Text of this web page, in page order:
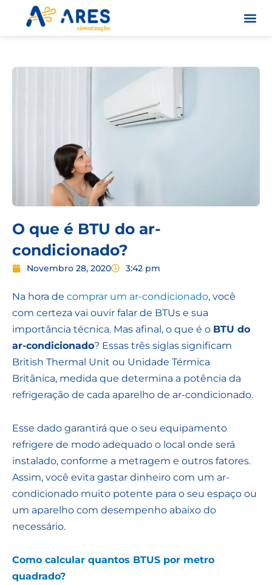
O que é BTU do ar-
condicionado?
Novembro 28, 2020 3:42 pm
Na hora de comprar um ar-condicionado, você
com certeza vai ouvir falar de BTUs e sua
importância técnica. Mas afinal, o que é o BTU do
ar-condicionado? Essas três siglas significam
British Thermal Unit ou Unidade Térmica
Britânica, medida que determina a potência da
refrigeração de cada aparelho de ar-condicionado.
Esse dado garantirá que o seu equipamento
refrigere de modo adequado o local onde será
instalado, conforme a metragem e outros fatores.
Assim, você evita gastar dinheiro com um ar-
condicionado muito potente para o seu espaço ou
um aparelho com desempenho abaixo do
necessário.
Como calcular quantos BTUS por metro
quadrado?